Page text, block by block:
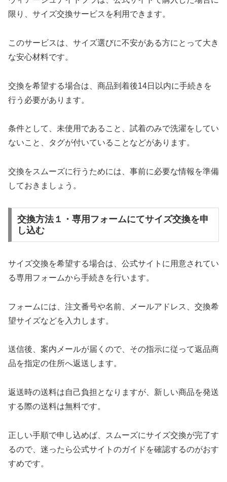
限り、サイズ交換サービスを利用できます。
このサービスは、サイズ選びに不安がある方にとって大き
な安心材料です。
交換を希望する場合は、商品到着後14日以内に手続きを
行う必要があります。
条件として、未使用であること、試着のみで洗濯をしてい
ないこと、タグが付いていることなどがあります。
交換をスムーズに行うためには、事前に必要な情報を準備
しておきましょう。
交換方法１・専用フォームにてサイズ交換を申
し込む
サイズ交換を希望する場合は、公式サイトに用意されてい
る専用フォームから手続きを行います。
フォームには、注文番号や名前、メールアドレス、交換希
望サイズなどを入力します。
送信後、案内メールが届くので、その指示に従って返品商
品を指定の住所へ返送します。
返送時の送料は自己負担となりますが、新しい商品を発送
する際の送料は無料です。
正しい手順で申し込めば、スムーズにサイズ交換が完了す
るので、迷ったら公式サイトのガイドを確認するのがおす
すめです。